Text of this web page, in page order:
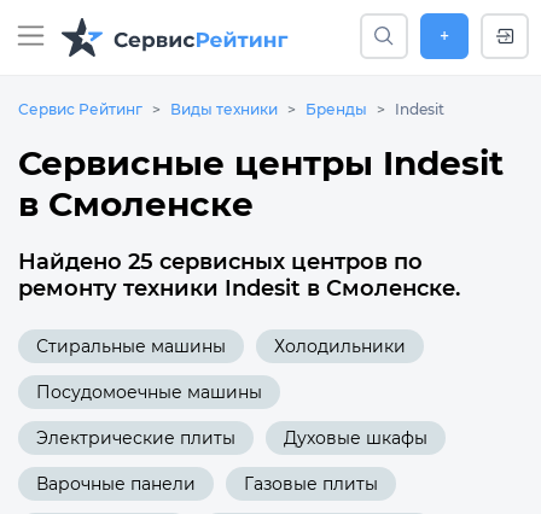
+
Сервис Рейтинг Виды техники Бренды Indesit
Сервисные центры Indesit
в Смоленске
Найдено 25 сервисных центров по
ремонту техники Indesit в Смоленске.
Стиральные машины Холодильники
Посудомоечные машины
Электрические плиты Духовые шкафы
Варочные панели Газовые плиты